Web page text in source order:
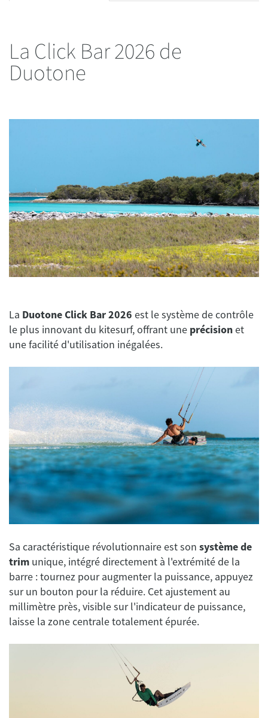
La Click Bar 2026 de
Duotone
La Duotone Click Bar 2026 est le système de contrôle
le plus innovant du kitesurf, offrant une précisionet
une facilité d'utilisation inégalées.
Sa caractéristique révolutionnaire est son système de
trim unique, intégré directement à l'extrémité de la
barre : tournez pour augmenter la puissance, appuyez
sur un bouton pour la réduire. Cet ajustement au
millimètre près, visible sur l'indicateur de puissance,
laisse la zone centrale totalement épurée.